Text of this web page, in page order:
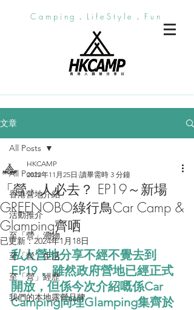
Camping．LifeStyle．Fun
文章
All Posts
香港營地介紹
活動推介
至「營」潮物
至「營」生活
至「營」經歷
我們的本地露營品牌
All Posts
「營」人必去？ EP19～新場
GREENOBO綠行鳥Car Camp &
Glamping齊哂
HKCAMP
2022年11月25日 讀畢需時 3 分鐘
已更新：2024年1月18日
私人營地分享不經不覺去到
EP19， 雖然政府營地已經正式
開放，但係今次介紹嘅係Car
Camping同埋Glamping集齊於